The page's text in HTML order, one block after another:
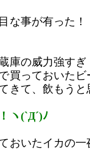
な事が有った！
庫の威力強すぎ
買っておいた
きて、飲もう
ヽ(`Д´)ﾉ
おいたイカの